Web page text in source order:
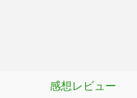
感想レビュー